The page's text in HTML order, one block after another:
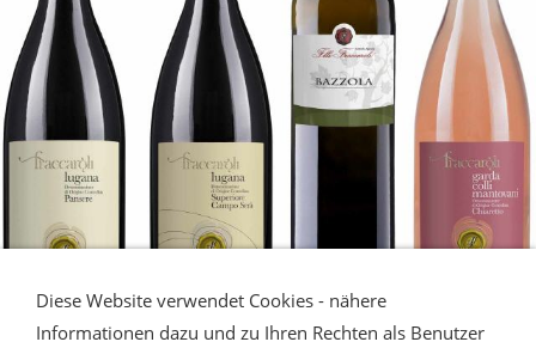
Diese Website verwendet Cookies - nähere
Informationen dazu und zu Ihren Rechten als Benutzer